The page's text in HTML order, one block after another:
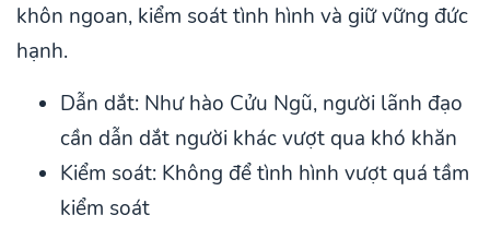
khôn ngoan, kiểm soát tình hình và giữ vững đức
hạnh.
Dẫn dắt: Như hào Cửu Ngũ, người lãnh đạo
cần dẫn dắt người khác vượt qua khó khăn
Kiểm soát: Không để tình hình vượt quá tầm
kiểm soát